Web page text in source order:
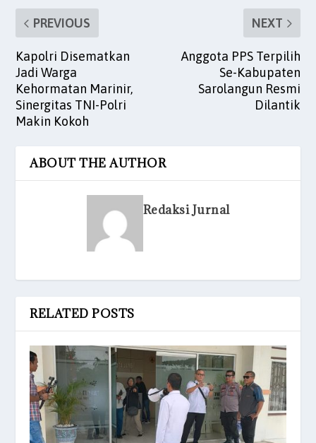
PREVIOUS
Kapolri Disematkan
Jadi Warga
Kehormatan Marinir,
Sinergitas TNI-Polri
Makin Kokoh
NEXT
Anggota PPS Terpilih
Se-Kabupaten
Sarolangun Resmi
Dilantik
ABOUT THE AUTHOR
Redaksi Jurnal
RELATED POSTS